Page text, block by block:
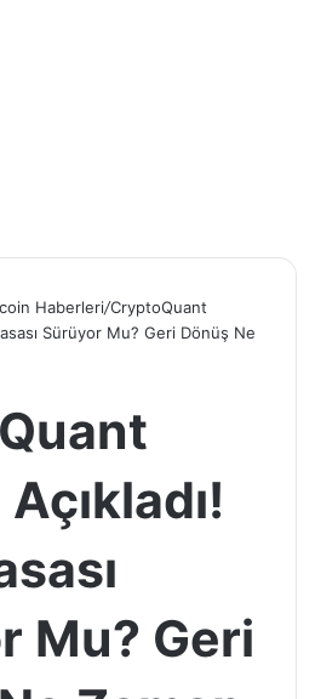
Haberleri/CryptoQuant
Sürüyor Mu? Geri Dönüş Ne
Açıkladı!
Mu? Geri